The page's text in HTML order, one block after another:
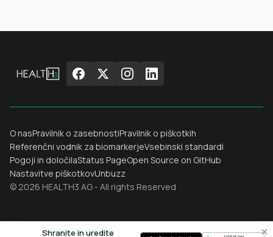
O nasPravilnik o zasebnostiPravilnik o piškotkih
Referenčni vodnik za biomarkerjeVsebinski standardi
Pogoji in določilaStatus PageOpen Source on GitHub
Nastavitve piškotkovUnbuzz
© 2026 HEALTH3 AG - All rights Reserved
Shranite in uredite ×